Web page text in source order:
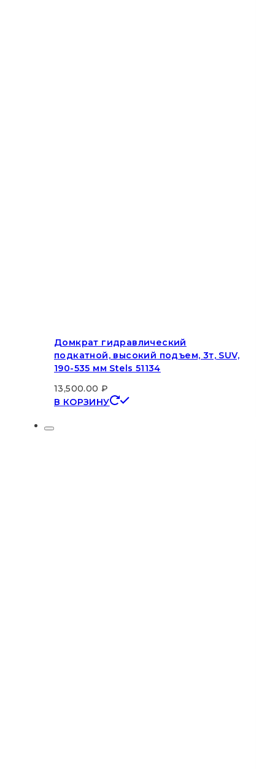
Домкрат гидравлический
подкатной, высокий подъем, 3т, SUV,
190-535 мм Stels 51134
13,500.00₽
В КОРЗИНУ